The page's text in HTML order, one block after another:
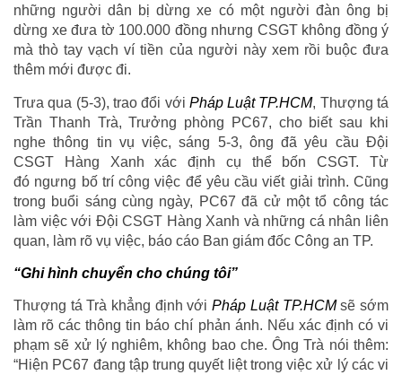
những người dân bị dừng xe có một người đàn ông bị
dừng xe đưa tờ 100.000 đồng nhưng CSGT không đồng ý
mà thò tay vạch ví tiền của người này xem rồi buộc đưa
thêm mới được đi.
Trưa qua (5-3), trao đổi với Pháp Luật TP.HCM, Thượng tá
Trần Thanh Trà, Trưởng phòng PC67, cho biết sau khi
nghe thông tin vụ việc, sáng 5-3, ông đã yêu cầu Đội
CSGT Hàng Xanh xác định cụ thể bốn CSGT. Từ
đó ngưng bố trí công việc để yêu cầu viết giải trình. Cũng
trong buổi sáng cùng ngày, PC67 đã cử một tổ công tác
làm việc với Đội CSGT Hàng Xanh và những cá nhân liên
quan, làm rõ vụ việc, báo cáo Ban giám đốc Công an TP.
“Ghi hình chuyển cho chúng tôi”
Thượng tá Trà khẳng định vớiPháp Luật TP.HCMsẽ sớm
làm rõ các thông tin báo chí phản ánh. Nếu xác định có vi
phạm sẽ xử lý nghiêm, không bao che. Ông Trà nói thêm:
“Hiện PC67 đang tập trung quyết liệt trong việc xử lý các vi